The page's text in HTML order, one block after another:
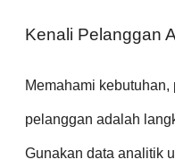
Kenali Pelanggan
Memahami
pelanggan adalah
Gunakan data analitik